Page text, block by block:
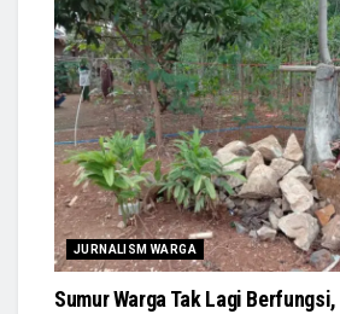
JURNALISM WARGA
Sumur Warga Tak Lagi